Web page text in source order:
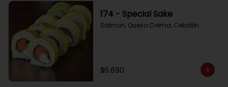
174 - Special Sake
Salmon, Queso Crema, Cebollin
$6.690